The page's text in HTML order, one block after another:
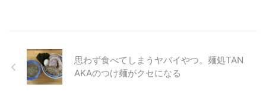
思わず食べてしまうヤバイやつ。麺処TAN
AKAのつけ麺がクセになる